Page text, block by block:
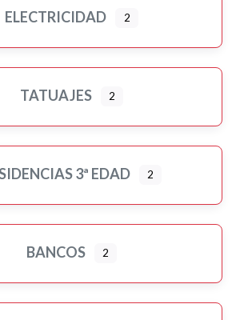
ELECTRICIDAD 2
TATUAJES 2
3ª EDAD 2
BANCOS 2